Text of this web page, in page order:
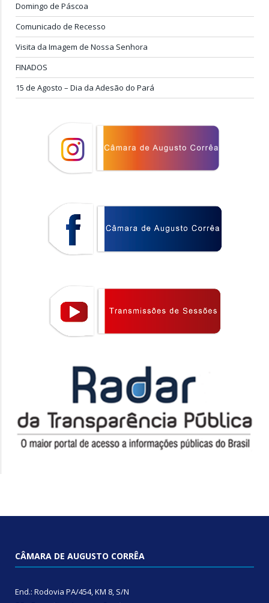
Domingo de Páscoa
Comunicado de Recesso
Visita da Imagem de Nossa Senhora
FINADOS
15 de Agosto – Dia da Adesão do Pará
CÂMARA DE AUGUSTO CORRÊA
End.: Rodovia PA/454, KM 8, S/N